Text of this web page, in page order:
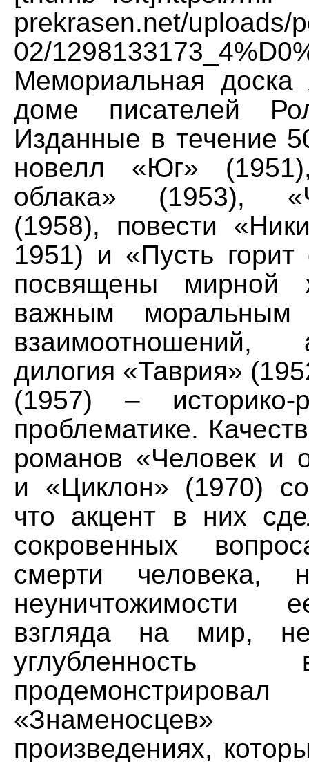
prekrasen.net/uploads/
02/
Мемориальная
доме писателей
Изданные в течение
новелл «Юг»
облака» (1953),
(1958), повести
1951) и «Пусть горит
посвящены мирной
важным моральным
дилогия «Таврия»
(1957) – историко-
проблематике.
романов «Человек и
и «Циклон» (1970)
что акцент в них
сокровенных
смерти человека,
неуничтожимости
взгляда на мир,
произведениях,